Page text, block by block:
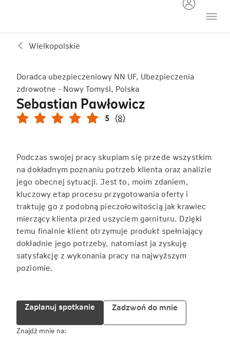
Wielkopolskie
Doradca ubezpieczeniowy NN UF, Ubezpieczenia
zdrowotne - Nowy Tomyśl, Polska
Sebastian Pawłowicz
5 (8)
Podczas swojej pracy skupiam się przede wszystkim
na dokładnym poznaniu potrzeb klienta oraz analizie
jego obecnej sytuacji. Jest to, moim zdaniem,
kluczowy etap procesu przygotowania oferty i
traktuję go z podobną pieczołowitością jak krawiec
mierzący klienta przed uszyciem garnituru. Dzięki
temu finalnie klient otrzymuje produkt spełniający
dokładnie jego potrzeby, natomiast ja zyskuję
satysfakcję z wykonania pracy na najwyższym
poziomie.
Zaplanuj spotkanie Zadzwoń do mnie
Znajdź mnie na: